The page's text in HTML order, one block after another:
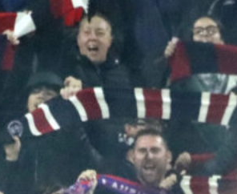
Palestra guarda a
leggenda, spero di
Chelsea”
8 Agosto 2026
Cagliari, Maldini a
visite: già
altri due acquisti